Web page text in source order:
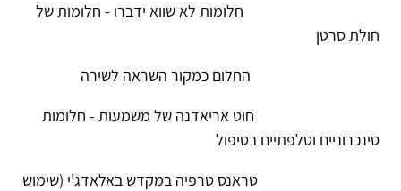
חלומות לא שווא ידברו - חלומות של
חולת סרטן
החלום כמקור השראה לשירה
חוט אריאדנה של משמעות - חלומות
סינכרוניים וטלפתיים בטיפול
טראנס טרפיה במקדש באלאדג'י (שימוש